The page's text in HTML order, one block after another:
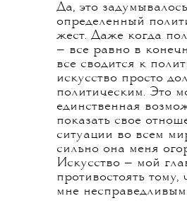
Да, это
определенный
жест. Даже когда
— все равно в
все сводится к
искусство просто
политическим. Это
единственная
показать свое
ситуации во всем
сильно она меня
Искусство — мой
противостоять тому,
мне несправедливым.